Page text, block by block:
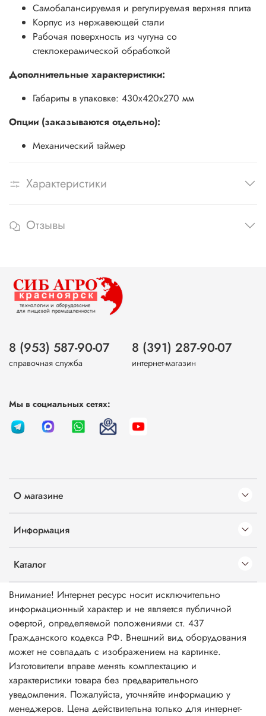
Самобалансируемая и регулируемая верхняя плита
Корпус из нержавеющей стали
Рабочая поверхность из чугуна со
стеклокерамической обработкой
Дополнительные характеристики:
Габариты в упаковке: 430x420x270 мм
Опции (заказываются отдельно):
Механический таймер
Характеристики
Отзывы
О магазине
Информация
Каталог
8 (953) 587-90-07
справочная служба
8 (391) 287-90-07
интернет-магазин
Мы в социальных сетях:
Внимание! Интернет ресурс носит исключительно
информационный характер и не является публичной
офертой, определяемой положениями ст. 437
Гражданского кодекса РФ. Внешний вид оборудования
может не совпадать с изображением на картинке.
Изготовители вправе менять комплектацию и
характеристики товара без предварительного
уведомления. Пожалуйста, уточняйте информацию у
менеджеров. Цена действительна только для интернет-